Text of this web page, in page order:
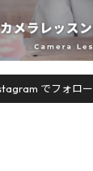
でフォロー